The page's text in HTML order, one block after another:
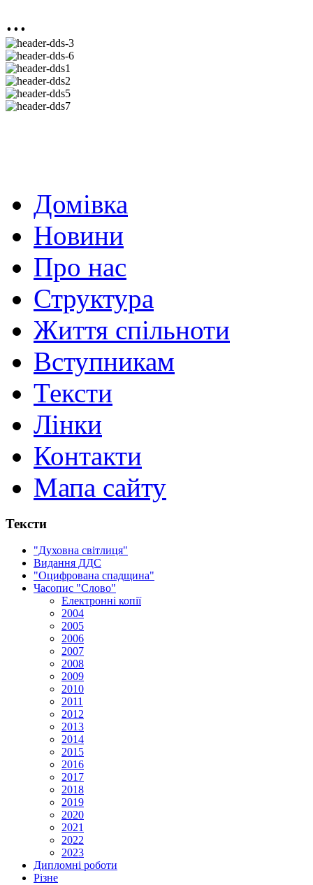
...
Домівка
Новини
Про нас
Структура
Життя спільноти
Вступникам
Тексти
Лінки
Контакти
Мапа сайту
Тексти
"Духовна світлиця"
Видання ДДС
"Оцифрована спадщина"
Часопис "Слово"
Електронні копії
2004
2005
2006
2007
2008
2009
2010
2011
2012
2013
2014
2015
2016
2017
2018
2019
2020
2021
2022
2023
Дипломні роботи
Різне